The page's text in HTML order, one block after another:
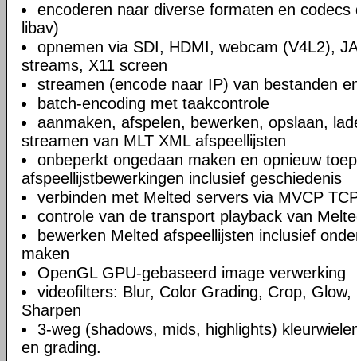
encoderen naar diverse formaten en codecs
libav)
opnemen via SDI, HDMI, webcam (V4L2),
streams, X11 screen
streamen (encode naar IP) van bestanden
batch-encoding met taakcontrole
aanmaken, afspelen, bewerken, opslaan,
streamen van MLT XML afspeellijsten
onbeperkt ongedaan maken en opnieuw
afspeellijstbewerkingen inclusief geschiedenis
verbinden met Melted servers via MVCP
controle van de transport playback van
bewerken Melted afspeellijsten inclusief
maken
OpenGL GPU-gebaseerd image verwerking
videofilters: Blur, Color Grading, Crop,
Sharpen
3-weg (shadows, mids, highlights)
en grading.